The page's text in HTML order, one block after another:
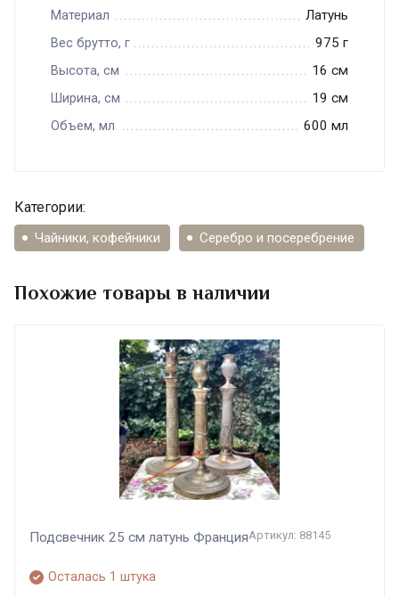
Материал Латунь
Вес брутто, г 975 г
Высота, см 16 см
Ширина, см 19 см
Объем, мл 600 мл
Категории:
Чайники, кофейники Серебро и посеребрение
Похожие товары в наличии
Подсвечник 25 см латунь ФранцияАртикул: 88145
Осталась 1 штука